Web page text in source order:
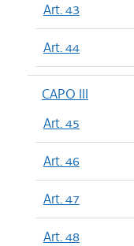
Art. 43
Art. 44
CAPO III
Art. 45
Art. 46
Art. 47
Art. 48